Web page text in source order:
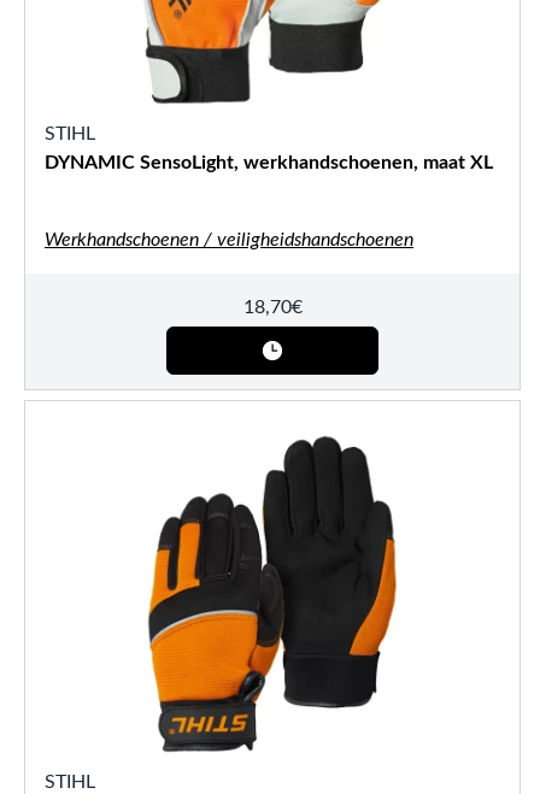
STIHL
DYNAMIC SensoLight, werkhandschoenen, maat XL
Werkhandschoenen / veiligheidshandschoenen
18,70€
STIHL